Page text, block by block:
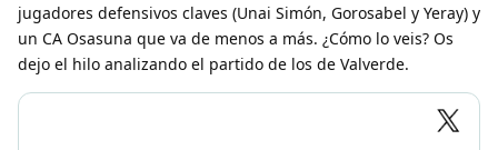
jugadores defensivos claves (Unai Simón, Gorosabel y Yeray) y
un CA Osasuna que va de menos a más. ¿Cómo lo veis? Os
dejo el hilo analizando el partido de los de Valverde.